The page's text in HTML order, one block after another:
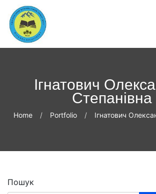
Ігнатович
Степанівна
Home Portfolio Ігнатович
Пошук